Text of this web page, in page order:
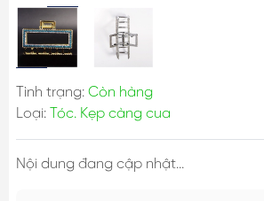
Tình trạng: Còn hàng
Loại:
Tóc. Kẹp càng cua
Nội dung đang cập nhật...